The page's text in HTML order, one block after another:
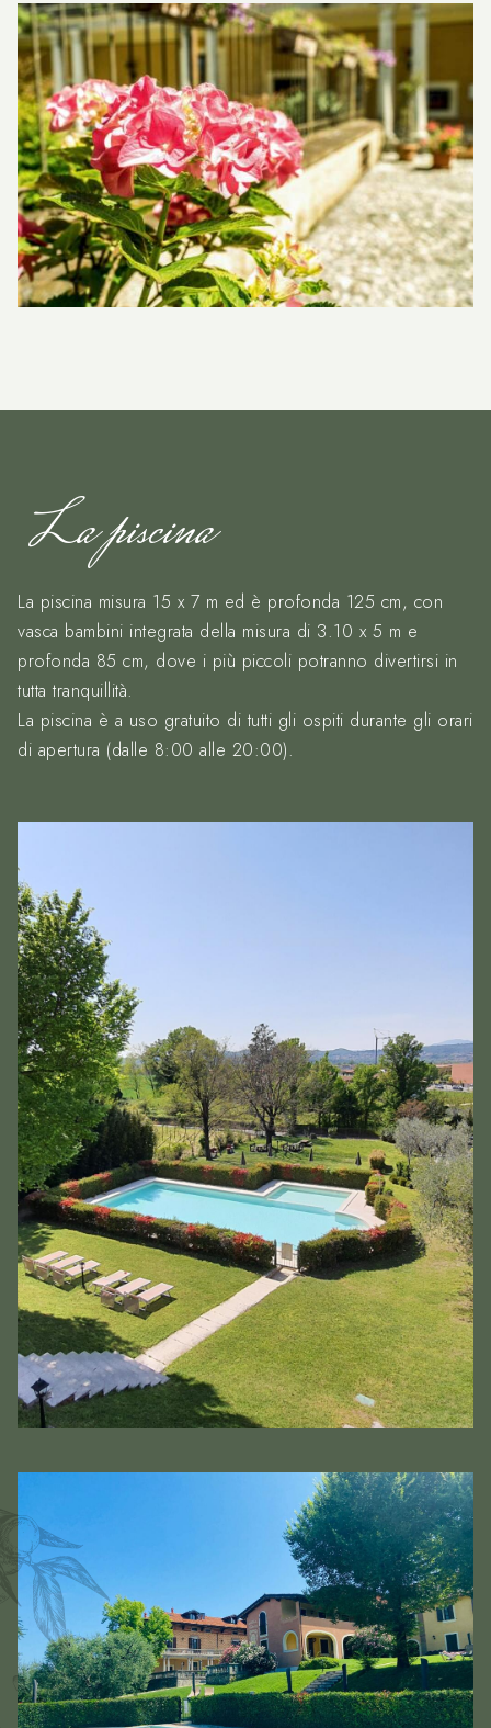
La piscina
La piscina misura 15 x 7 m ed è profonda 125 cm, con
vasca bambini integrata della misura di 3.10 x 5 m e
profonda 85 cm, dove i più piccoli potranno divertirsi in
tutta tranquillità.
La piscina è a uso gratuito di tutti gli ospiti durante gli orari
di apertura (dalle 8:00 alle 20:00).